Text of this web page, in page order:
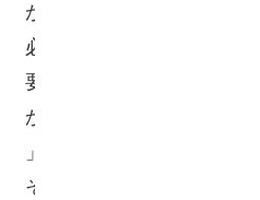
が
必
要
か
そ